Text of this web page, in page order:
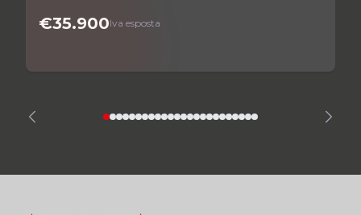
€35.900Iva esposta